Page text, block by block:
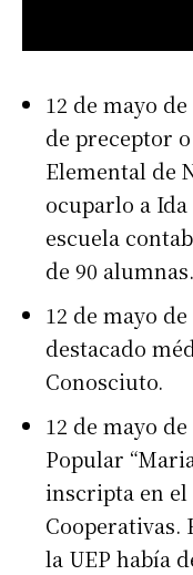
12 de mayo
de preceptor
Elemental de
ocuparlo a Ida
escuela
de 90 alumnas.
12 de mayo
destacado
Conosciuto.
12 de mayo
Popular
inscripta en el
Cooperativas.
la UEP había